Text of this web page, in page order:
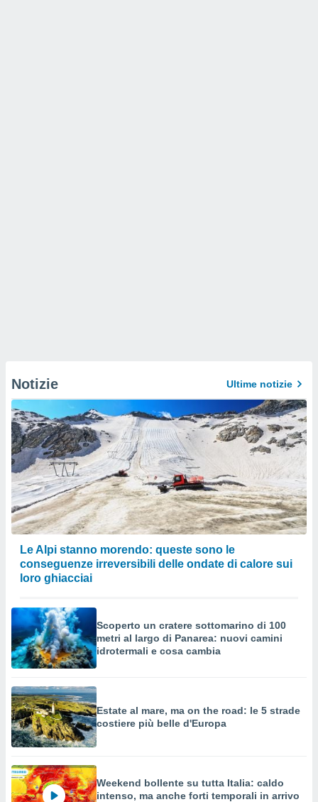
Notizie Ultime notizie
Le Alpi stanno morendo: queste sono le
conseguenze irreversibili delle ondate di calore sui
loro ghiacciai
Scoperto un cratere sottomarino di 100
metri al largo di Panarea: nuovi camini
idrotermali e cosa cambia
Estate al mare, ma on the road: le 5 strade
costiere più belle d'Europa
Weekend bollente su tutta Italia: caldo
intenso, ma anche forti temporali in arrivo